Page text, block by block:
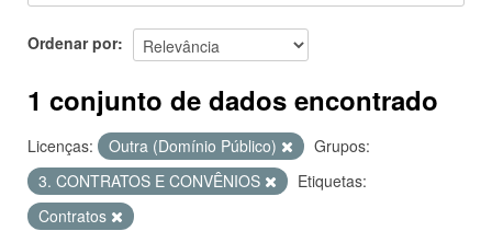
Ordenar por
1 conjunto de dados encontrado
Licenças: Outra (Domínio Público)
Grupos:
3. CONTRATOS E CONVÊNIOS
Etiquetas:
Contratos